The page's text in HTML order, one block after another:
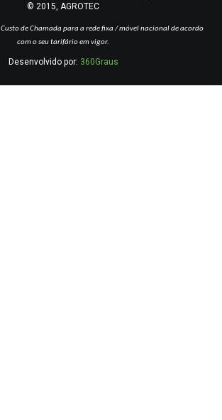
© 2015, AGROTEC
Custo de Chamada para a rede fixa / móvel nacional de acordo
com o seu tarifário em vigor.
Desenvolvido por: 360Graus